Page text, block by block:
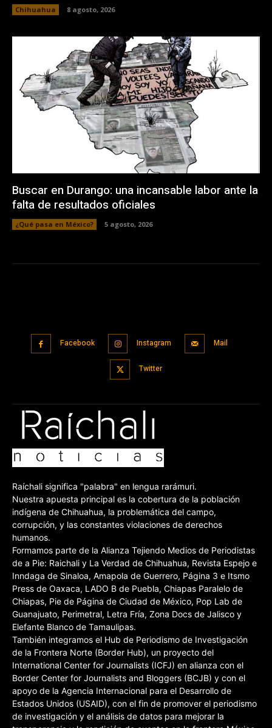
Chihuahua 8 agosto, 2026
Buscar en Durango: una incansable labor ante la
falta de resultados oficiales
¿Qué pasa en México? 5 agosto, 2026
Facebook Instagram Mail
Twitter
Raíchali significa "palabra" en lengua rarámuri.
Nuestra apuesta principal es la cobertura de la población
indígena de Chihuahua, la problemática del campo,
corrupción, y las constantes violaciones de derechos
humanos.
Formamos parte de la Alianza Tejiendo Medios de Periodistas
de a Pie: Raichali y La Verdad de Chihuahua, Revista Espejo e
Inndaga de Sinaloa, Amapola de Guerrero, Página 3 e Itsmo
Press de Oaxaca, LADO B de Puebla, Chiapas Paralelo de
Chiapas, Pie de Página de Ciudad de México, Pop Lab de
Guanajuato, Perimetral, Letra Fría, Zona Docs de Jalisco y
Elefante Blanco de Tamaulipas.
También integramos el Hub de Periodismo de Investigación
de la Frontera Norte (Border Hub), un proyecto del
International Center for Journalists (ICFJ) en alianza con el
Border Center for Journalists and Bloggers (BCJB) y con el
apoyo de la Agencia Internacional para el Desarrollo de
Estados Unidos (USAID), con el fin de promover el periodismo
de investigación y el análisis de datos para mejorar la